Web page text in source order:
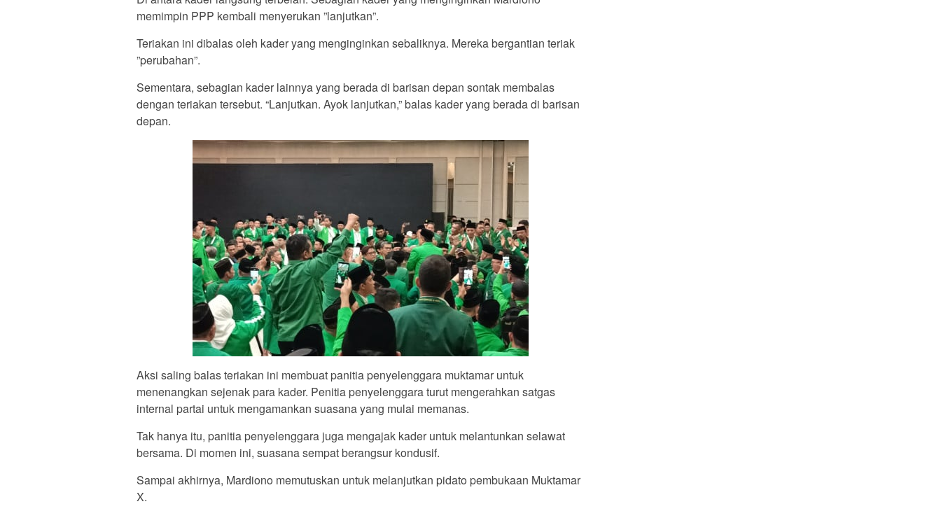
memimpin PPP kembali menyerukan ”lanjutkan”.
Teriakan ini dibalas oleh kader yang menginginkan sebaliknya. Mereka bergantian teriak
”perubahan”.
Sementara, sebagian kader lainnya yang berada di barisan depan sontak membalas
dengan teriakan tersebut. “Lanjutkan. Ayok lanjutkan,” balas kader yang berada di barisan
depan.
Aksi saling balas teriakan ini membuat panitia penyelenggara muktamar untuk
menenangkan sejenak para kader. Penitia penyelenggara turut mengerahkan satgas
internal partai untuk mengamankan suasana yang mulai memanas.
Tak hanya itu, panitia penyelenggara juga mengajak kader untuk melantunkan selawat
bersama. Di momen ini, suasana sempat berangsur kondusif.
Sampai akhirnya, Mardiono memutuskan untuk melanjutkan pidato pembukaan Muktamar
X.